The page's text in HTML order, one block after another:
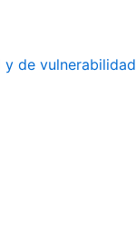
de vulnerabilidad